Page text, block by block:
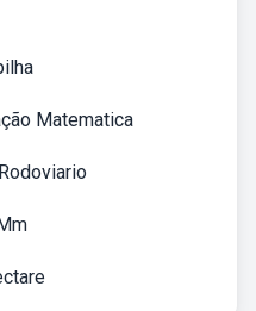
Matematica